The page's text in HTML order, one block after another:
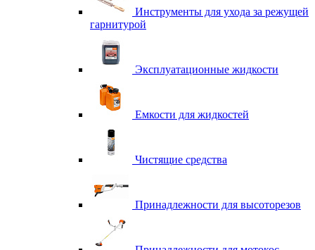
Инструменты для ухода за режущей
гарнитурой
Эксплуатационные жидкости
Емкости для жидкостей
Чистящие средства
Принадлежности для высоторезов